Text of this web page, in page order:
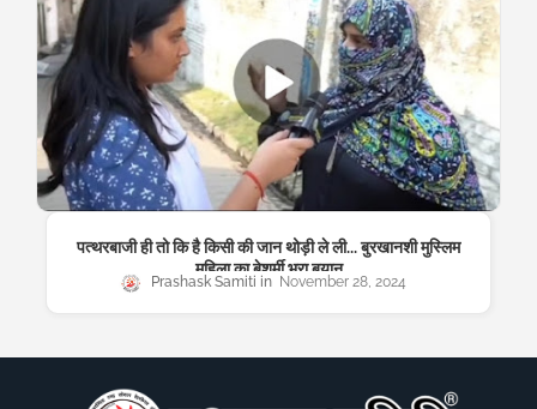
पत्थरबाजी ही तो कि है किसी की जान थोड़ी ले ली... बुरखानशी मुस्लिम
महिला का बेशर्मी भरा बयान
Prashask Samiti November 28, 2024